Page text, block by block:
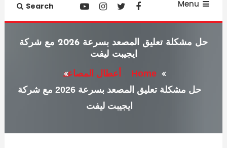
Menu
Search
حل مشكلة تعليق المصعد بسرعة 2026 مع شركة
ايجيبت ليفت
Home
أعطال المصاعد
حل مشكلة تعليق المصعد بسرعة 2026 مع شركة
ايجيبت ليفت